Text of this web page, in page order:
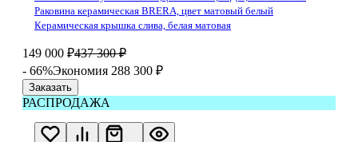
Раковина керамическая BRERA, цвет матовый белый
Керамическая крышка слива, белая матовая
149 000 ₽437 300 ₽
- 66%Экономия 288 300 ₽
Заказать
РАСПРОДАЖА